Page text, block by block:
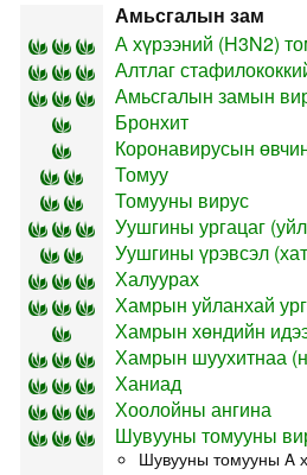
Амьсгалын зам
А хүрээний (H3N2)
Алтлаг
Амьсгалын замын
Бронхит
Коронавирусын
Томуу
Томууны вирус
Уушгины ургацаг
Уушгины үрэвсэл
Халуурах
Хамрын уйланхай
Хамрын хөндийн
Хамрын шуухитнаа
Ханиад
Хоолойны ангина
Шувууны томууны
Шувууны томууны A